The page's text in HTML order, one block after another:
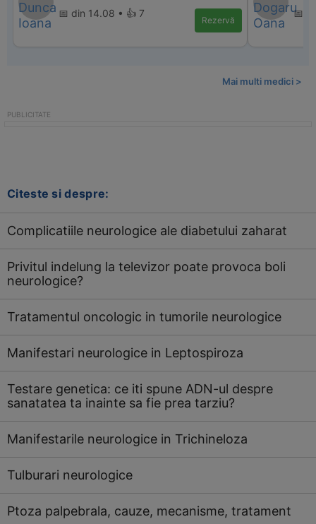
📅 din 14.08 • 👍 7
Rezervă
📅
Mai multi medici >
Citeste si despre:
Complicatiile neurologice ale diabetului zaharat
Privitul indelung la televizor poate provoca boli
neurologice?
Tratamentul oncologic in tumorile neurologice
Manifestari neurologice in Leptospiroza
Testare genetica: ce iti spune ADN-ul despre
sanatatea ta inainte sa fie prea tarziu?
Manifestarile neurologice in Trichineloza
Tulburari neurologice
Ptoza palpebrala, cauze, mecanisme, tratament